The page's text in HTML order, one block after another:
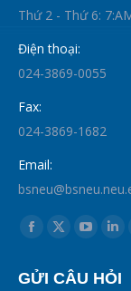
Thứ 2 - Thứ 6:
Điện thoại:
024-3869-0055
Fax:
024-3869-1682
Email:
Find us on:
Facebook
opens
X
opensopens
GỬI CÂU HỎI